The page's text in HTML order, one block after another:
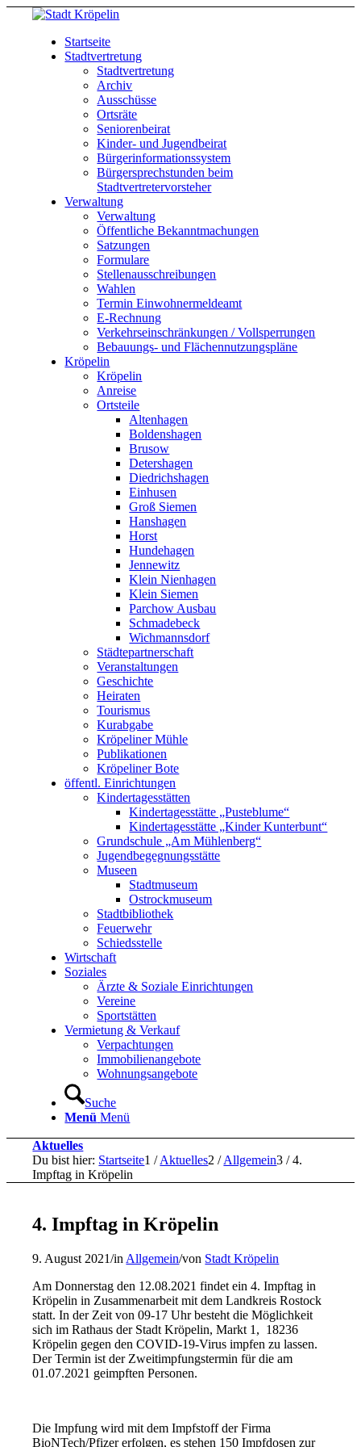
Startseite
Stadtvertretung
Stadtvertretung
Archiv
Ausschüsse
Ortsräte
Seniorenbeirat
Kinder- und Jugendbeirat
Bürgerinformationssystem
Bürgersprechstunden beim
Stadtvertretervorsteher
Verwaltung
Verwaltung
Öffentliche Bekanntmachungen
Satzungen
Formulare
Stellenausschreibungen
Wahlen
Termin Einwohnermeldeamt
E-Rechnung
Verkehrseinschränkungen / Vollsperrungen
Bebauungs- und Flächennutzungspläne
Kröpelin
Kröpelin
Anreise
Ortsteile
Altenhagen
Boldenshagen
Brusow
Detershagen
Diedrichshagen
Einhusen
Groß Siemen
Hanshagen
Horst
Hundehagen
Jennewitz
Klein Nienhagen
Klein Siemen
Parchow Ausbau
Schmadebeck
Wichmannsdorf
Städtepartnerschaft
Veranstaltungen
Geschichte
Heiraten
Tourismus
Kurabgabe
Kröpeliner Mühle
Publikationen
Kröpeliner Bote
öffentl. Einrichtungen
Kindertagesstätten
Kindertagesstätte „Pusteblume“
Kindertagesstätte „Kinder Kunterbunt“
Grundschule „Am Mühlenberg“
Jugendbegegnungsstätte
Museen
Stadtmuseum
Ostrockmuseum
Stadtbibliothek
Feuerwehr
Schiedsstelle
Wirtschaft
Soziales
Ärzte & Soziale Einrichtungen
Vereine
Sportstätten
Vermietung & Verkauf
Verpachtungen
Immobilienangebote
Wohnungsangebote
Suche
Menü Menü
Aktuelles
Du bist hier: Startseite1 / Aktuelles2 / Allgemein3 / 4.
Impftag in Kröpelin
4. Impftag in Kröpelin
9. August 2021/in Allgemein/von Stadt Kröpelin
Am Donnerstag den 12.08.2021 findet ein 4. Impftag in
Kröpelin in Zusammenarbeit mit dem Landkreis Rostock
statt. In der Zeit von 09-17 Uhr besteht die Möglichkeit
sich im Rathaus der Stadt Kröpelin, Markt 1, 18236
Kröpelin gegen den COVID-19-Virus impfen zu lassen.
Der Termin ist der Zweitimpfungstermin für die am
01.07.2021 geimpften Personen.
Die Impfung wird mit dem Impfstoff der Firma
BioNTech/Pfizer erfolgen, es stehen 150 Impfdosen zur